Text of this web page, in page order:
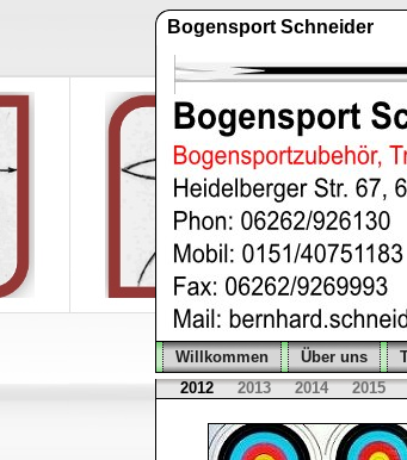
Bogensport Schneider
Willkommen Über uns
2012
2013 2014 2015